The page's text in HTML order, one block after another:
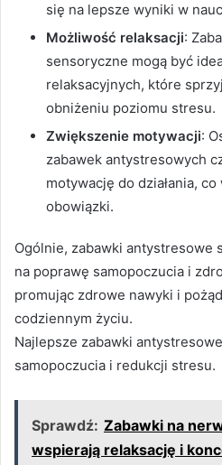
się na lepsze wyniki w
Możliwość relaksacji:
sensoryczne mogą być
relaksacyjnych, które
obniżeniu poziomu stresu.
Zwiększenie motywacji:
zabawek antystresowych
motywację do działania,
obowiązki.
Ogólnie, zabawki antystresowe
na poprawę samopoczucia i
promując zdrowe nawyki i
codziennym życiu.
Najlepsze zabawki
samopoczucia i redukcji stresu.
Sprawdź: Zabawki na
wspierają relaksację i